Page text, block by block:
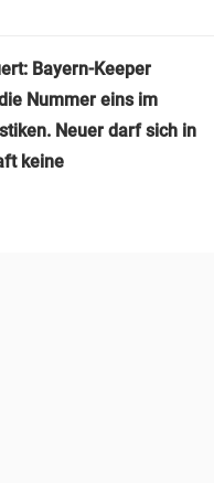
Bayern-Keeper
Nummer eins im
Neuer darf sich in
keine